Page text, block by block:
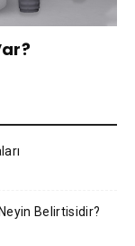
Belirtisidir?